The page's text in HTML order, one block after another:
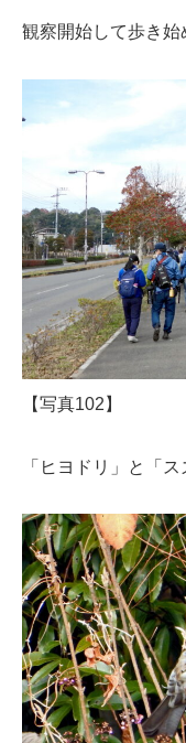
観察開始して歩き始
【写真102】
「ヒヨドリ」と「ス